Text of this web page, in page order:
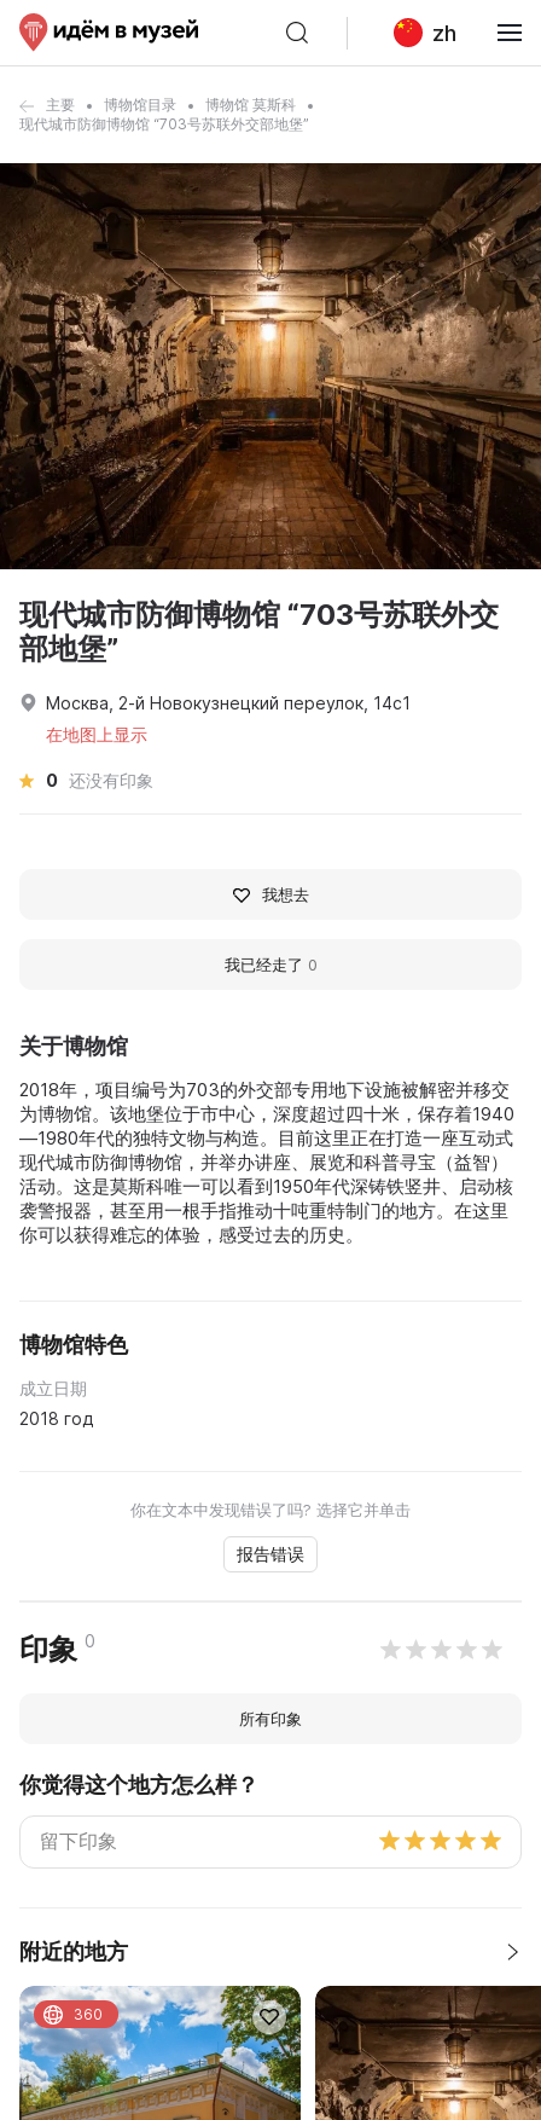
zh
主要 博物馆目录
博物馆 莫斯科
现代城市防御博物馆 “703号苏联外交部地堡”
关于博物馆
2018年，项目编号为703的外交部专用地下设施被解密并移交
为博物馆。该地堡位于市中心，深度超过四十米，保存着1940
—1980年代的独特文物与构造。目前这里正在打造一座互动式
现代城市防御博物馆，并举办讲座、展览和科普寻宝（益智）
活动。这是莫斯科唯一可以看到1950年代深铸铁竖井、启动核
袭警报器，甚至用一根手指推动十吨重特制门的地方。在这里
你可以获得难忘的体验，感受过去的历史。
博物馆特色
成立日期
2018 год
你在文本中发现错误了吗? 选择它并单击
报告错误
印象 0
所有印象
你觉得这个地方怎么样？
附近的地方
360
现代城市防御博物馆 “703号苏联外交
部地堡”
Москва, 2-й Новокузнецкий переулок, 14с1
在地图上显示
0 还没有印象
我想去
我已经走了 0